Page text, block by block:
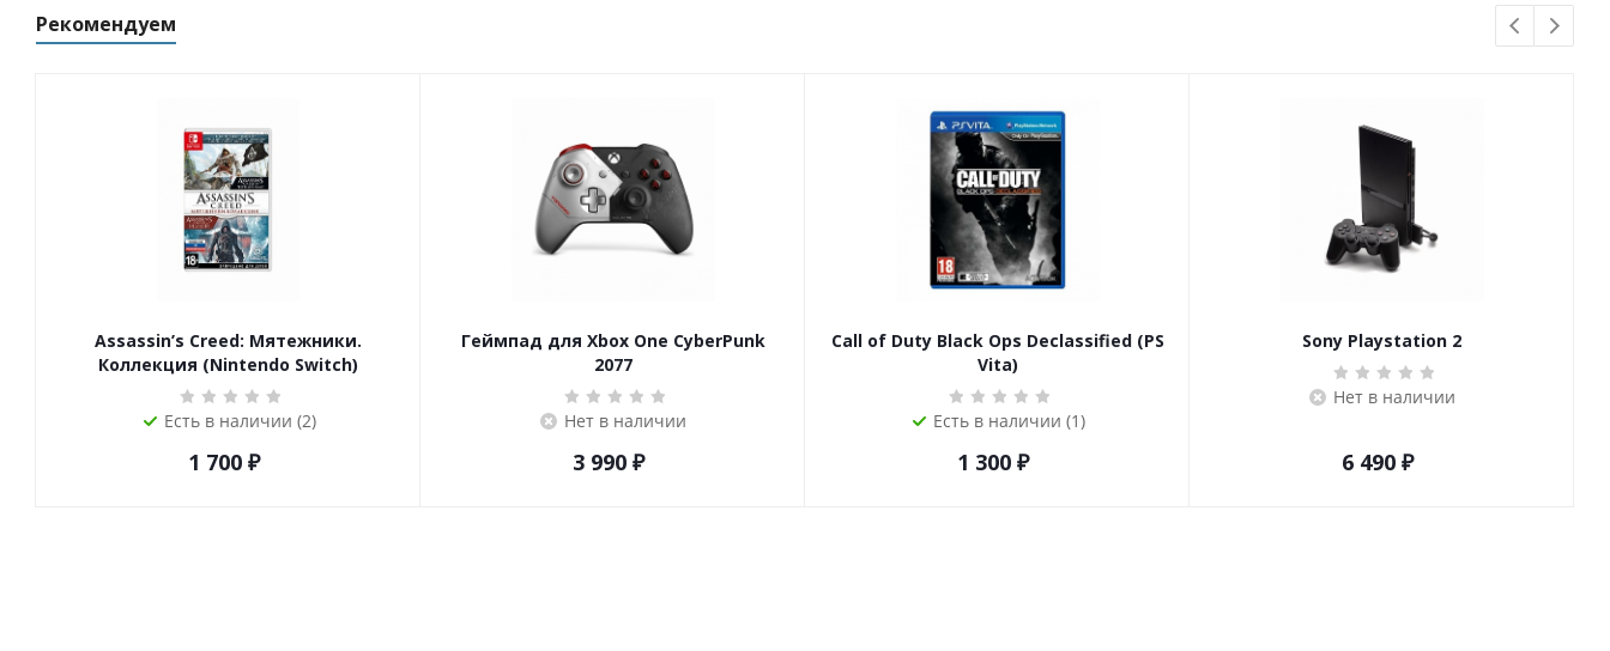
Рекомендуем
Assassin’s Creed: Мятежники.
Коллекция (Nintendo Switch)
Есть в наличии (2)
1 700 ₽
Геймпад для Xbox One CyberPunk
2077
Нет в наличии
3 990 ₽
Call of Duty Black Ops Declassified (PS
Vita)
Есть в наличии (1)
1 300 ₽
Sony Playstation 2
Нет в наличии
6 490 ₽